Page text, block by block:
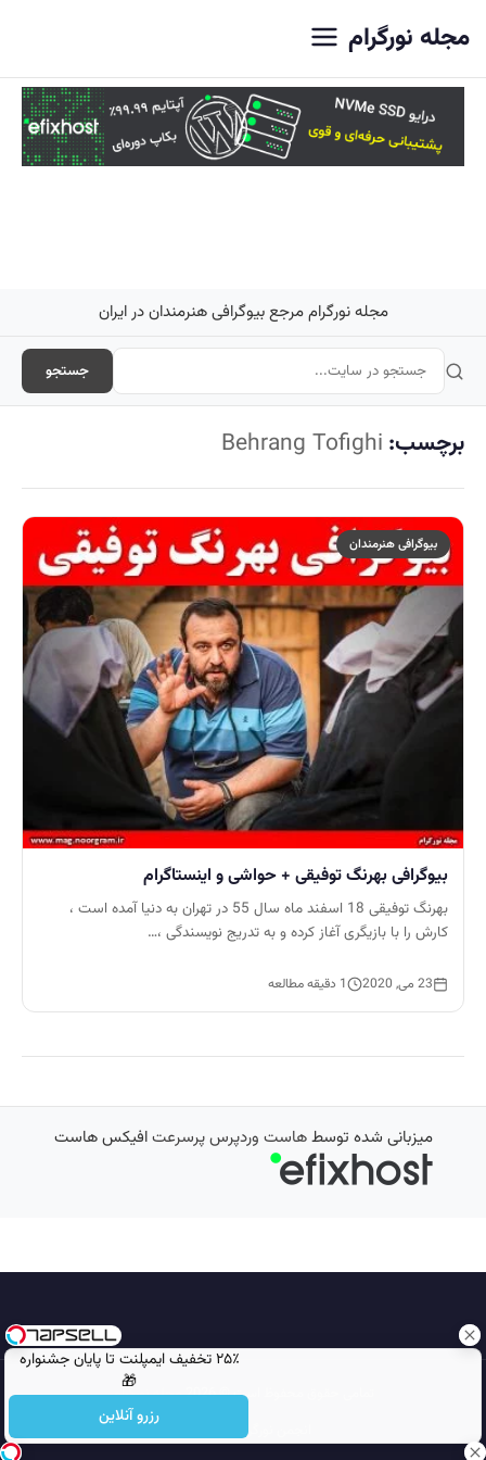
۲۵٪ تخفیف ایمپلنت تا پایان جشنواره
🎁
رزرو آنلاین
مجله نورگرام
مجله نورگرام مرجع بیوگرافی هنرمندان در ایران
جستجو
برچسب: Behrang Tofighi
بیوگرافی هنرمندان
بیوگرافی بهرنگ توفیقی + حواشی و اینستاگرام
بهرنگ توفیقی 18 اسفند ماه سال 55 در تهران به دنیا آمده است ،
کارش را با بازیگری آغاز کرده و به تدریج نویسندگی ،…
23 می, 2020 1 دقیقه مطالعه
میزبانی شده توسطهاست وردپرس پرسرعتافیکس هاست
تمامی حقوق محفوظ است © 2026
مجله نورگرام
انجمن نورگرام